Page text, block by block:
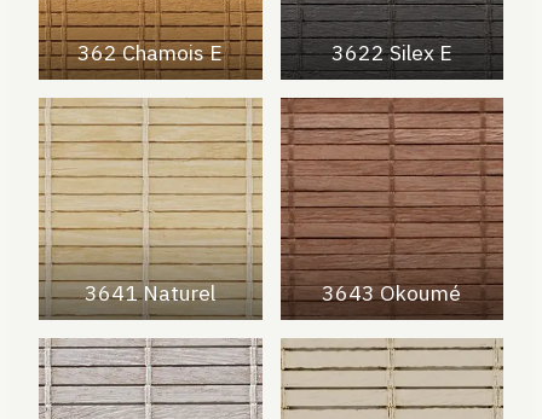
362 Chamois E 3622 Silex E
3641 Naturel 3643 Okoumé